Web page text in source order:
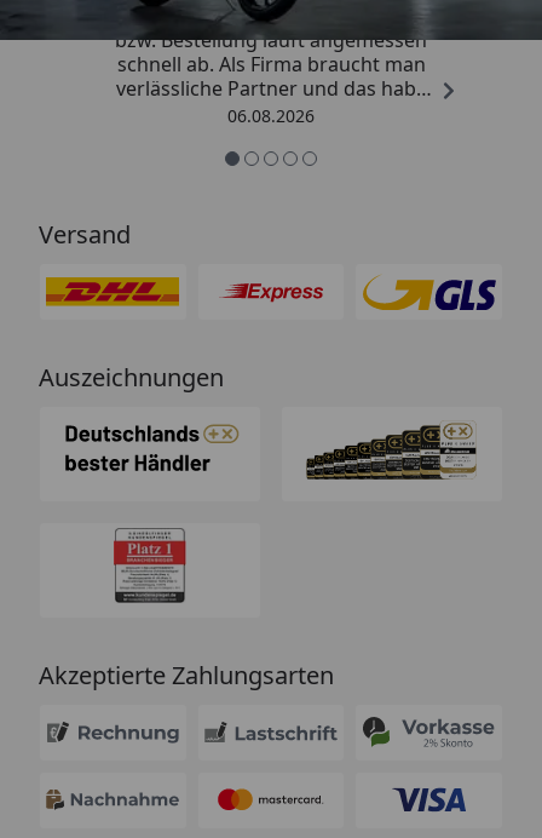
„Die Abwicklung eines Auftrages
bzw. Bestellung läuft angemessen
schnell ab. Als Firma braucht man
verlässliche Partner und das habe
ich hier gefunden.“
06.08.2026
Versand
Auszeichnungen
Akzeptierte Zahlungsarten